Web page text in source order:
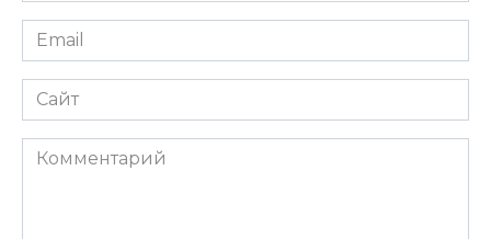
Email
Сайт
Комментарий